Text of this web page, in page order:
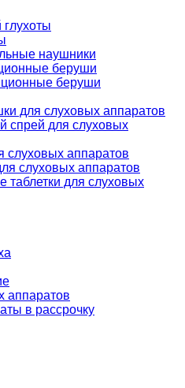
наушники
беруши
беруши
для слуховых аппаратов
для слуховых
слуховых аппаратов
слуховых аппаратов
для слуховых
аппаратов
в рассрочку